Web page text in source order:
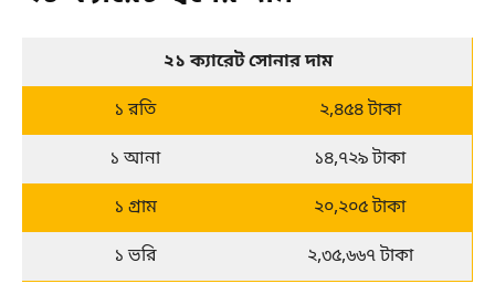
২১ ক্যারেট সোনার দাম
১ রতি
২,৪৫৪ টাকা
১ আনা
১৪,৭২৯ টাকা
১ গ্রাম
২০,২০৫ টাকা
১ ভরি
২,৩৫,৬৬৭ টাকা